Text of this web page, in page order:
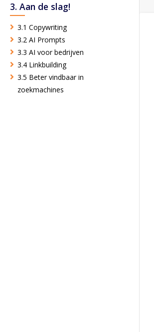
3. Aan de slag!
3.1 Copywriting
3.2 AI Prompts
3.3 AI voor bedrijven
3.4 Linkbuilding
3.5 Beter vindbaar in
zoekmachines